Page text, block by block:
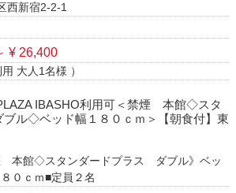
西新宿2-2-1
¥ 26,400
用 大人1名様 ）
IBASHO利用可＜禁煙 本館◇スタ
ル◇ベッド幅１８０ｃｍ＞【朝食付】東
本館◇スタンダードプラス ダブル》ベッ
８０ｃｍ■定員２名